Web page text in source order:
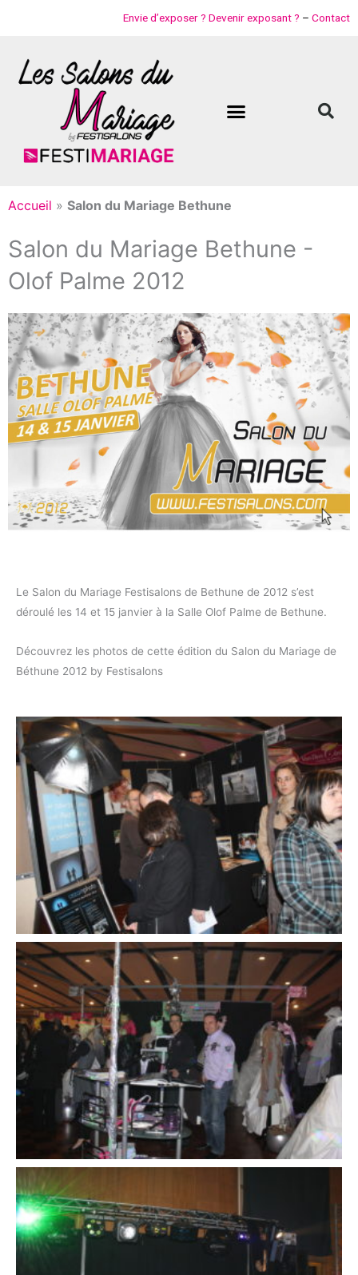
Envie d’exposer ? Devenir exposant ? – Contact
Accueil » Salon du Mariage Bethune
Salon du Mariage Bethune -
Olof Palme 2012
Le Salon du Mariage Festisalons de Bethune de 2012 s’est
déroulé les 14 et 15 janvier à la Salle Olof Palme de Bethune.
Découvrez les photos de cette édition du Salon du Mariage de
Béthune 2012 by Festisalons